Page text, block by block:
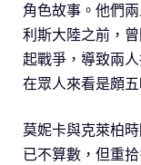
角色故事。他們
利斯大陸之前，
起戰爭，導致兩
在眾人來看是頗
莫妮卡與克萊柏
已不算數，但重